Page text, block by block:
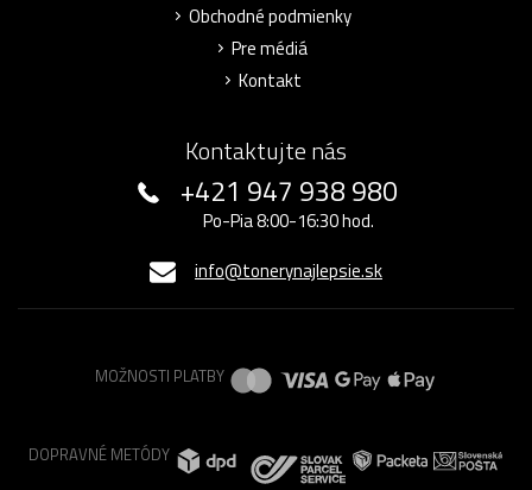
Obchodné podmienky
Pre médiá
Kontakt
Kontaktujte nás
+421 947 938 980
Po-Pia 8:00-16:30 hod.
info@tonerynajlepsie.sk
MOŽNOSTI PLATBY
DOPRAVNÉ METÓDY